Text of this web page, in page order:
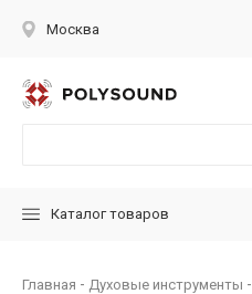
Москва
Каталог товаров
Главная Духовые инструменты